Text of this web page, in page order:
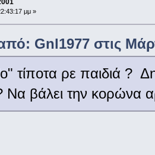
μμ »
Gnl1977 στις
τίποτα ρε παιδιά ?
Να βάλει την κορώνα